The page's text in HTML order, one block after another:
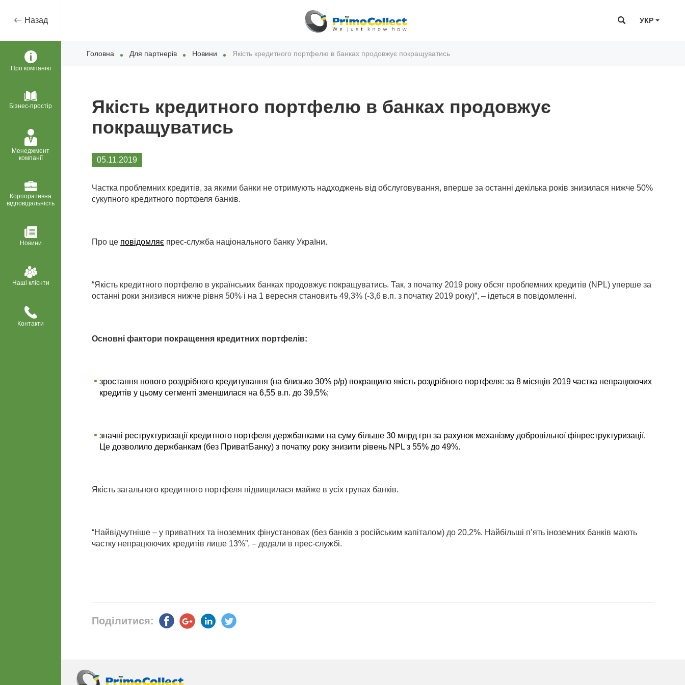
УКР
Назад
Про компанію
Бізнес-простір
Менеджмент
компанії
Корпоративна
відповідальність
Новини
Наші клієнти
Контакти
Головна Для партнерів Новини Якість кредитного портфелю в банках продовжує покращуватись
Якість кредитного портфелю в банках продовжує
покращуватись
05.11.2019
Частка проблемних кредитів, за якими банки не отримують надходжень від обслуговування, вперше за останні декілька років знизилася нижче 50%
сукупного кредитного портфеля банків.
Про це повідомляє прес-служба національного банку України.
“Якість кредитного портфелю в українських банках продовжує покращуватись. Так, з початку 2019 року обсяг проблемних кредитів (NPL) уперше за
останні роки знизився нижче рівня 50% і на 1 вересня становить 49,3% (-3,6 в.п. з початку 2019 року)”, – ідеться в повідомленні.
Основні фактори покращення кредитних портфелів:
зростання нового роздрібного кредитування (на близько 30% р/р) покращило якість роздрібного портфеля: за 8 місяців 2019 частка непрацюючих
кредитів у цьому сегменті зменшилася на 6,55 в.п. до 39,5%;
значні реструктуризації кредитного портфеля держбанками на суму більше 30 млрд грн за рахунок механізму добровільної фінреструктуризації.
Це дозволило держбанкам (без ПриватБанку) з початку року знизити рівень NPL з 55% до 49%.
Якість загального кредитного портфеля підвищилася майже в усіх групах банків.
“Найвідчутніше – у приватних та іноземних фінустановах (без банків з російським капіталом) до 20,2%. Найбільші п’ять іноземних банків мають
частку непрацюючих кредитів лише 13%”, – додали в прес-службі.
Поділитися: